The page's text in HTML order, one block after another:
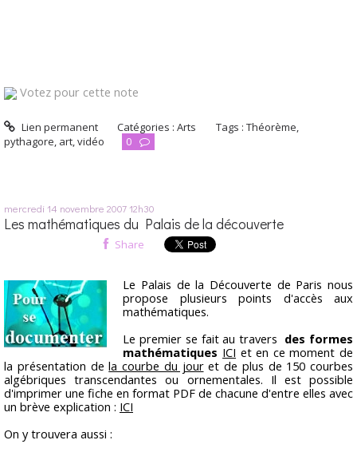
Votez pour cette note
Lien permanent Catégories :Arts Tags :Théorème,
pythagore, art,vidéo 0
mercredi 14 novembre 200712h30
Les mathématiques du Palais de la découverte
Share
Le Palais de la Découverte de Paris nous
propose plusieurs points d'accès aux
mathématiques.
Le premier se fait au travers des formes
mathématiques ICI et en ce moment de
la présentation dela courbe du jouret de plus de 150 courbes
algébriques transcendantes ou ornementales. Il est possible
d'imprimer une fiche en format PDF de chacune d'entre elles avec
un brève explication : ICI
On y trouvera aussi :